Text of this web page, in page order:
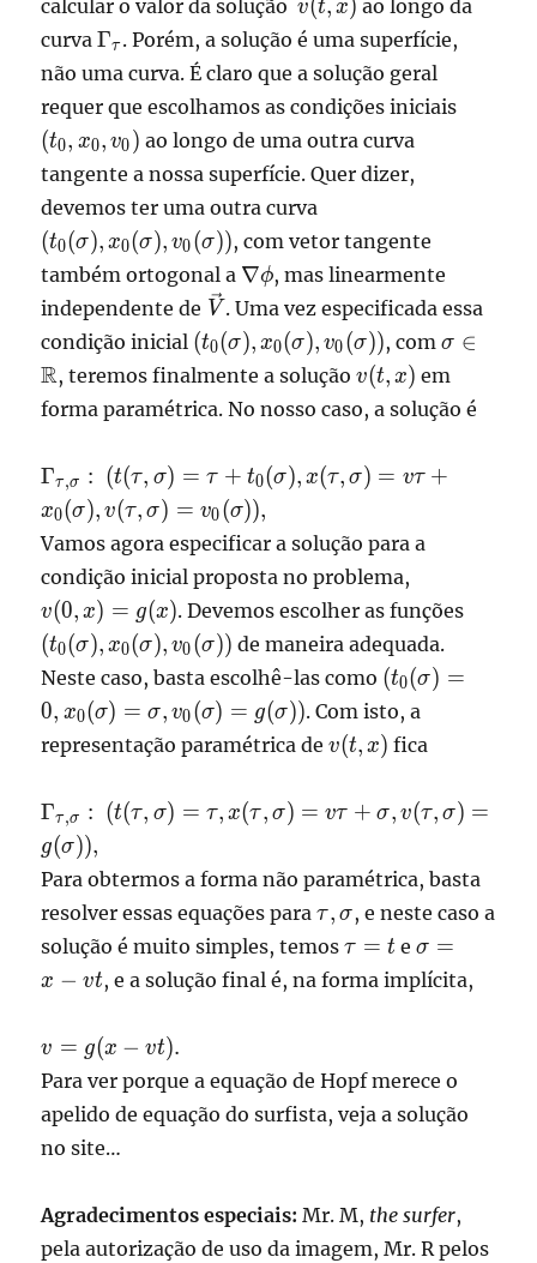
calcular o valor da soluçãov(t, x ) ao longo da
curva\displaystyle
\Gamma_\tau
Γτ . Porém, a solução é uma superfície,
não uma curva. É claro que a solução geral
requer que escolhamos as condições iniciais
(t0, x0, v0) ao longo de uma outra curva
tangente a nossa superfície. Quer dizer,
devemos ter uma outra curva
v_0(\sigma))
(t0(σ), x0(σ), v0(σ)), com vetor tangente
também ortogonal a \nabla
\phi
∇ϕ, mas linearmente
independente de \vec
V
V . Uma vez especificada essa
condição inicial (t_0(\sigma),x_0(\sigma),
v_0(\sigma))
(t0(σ), x0(σ), v0(σ)), com σ ∈
R, teremos finalmente a soluçãov(t,x)
v(t, x) em
forma paramétrica. No nosso caso, a solução é
\displaystyle
\Gamma_{\tau,\sigma}:
(t(\tau,\sigma) = \tau
+t_0(\sigma),x(\tau,\sigma)
= v\tau + x_0(\sigma),
v(\tau,\sigma) =
v_0(\sigma)),
Γτ,σ : (t(τ, σ) = τ + t0(σ), x(τ, σ) = vτ +
x0(σ), v(τ, σ) = v0(σ)),
Vamos agora especificar a solução para a
condição inicial proposta no problema,
v(0, x) = g(x). Devemos escolher as funções
(t0(σ), x0(σ), v0(σ)) de maneira adequada.
Neste caso, basta escolhê-las como (t_0(\sigma) =
v_0(\sigma) =
g(\sigma))
(t0(σ) =
0, x0(σ) = σ, v0(σ) = g(σ)). Com isto, a
representação paramétrica dev(t,x)
v(t, x) fica
\displaystyle
\Gamma_{\tau,\sigma}:
(t(\tau,\sigma) = \tau
,x(\tau,\sigma) = v\tau
+ \sigma , v(\tau,\sigma)
=g(\sigma)),
Γτ,σ : (t(τ, σ) = τ, x(τ, σ) = vτ + σ, v(τ, σ) =
g(σ)),
Para obtermos a forma não paramétrica, basta
resolver essas equações para\tau,\sigma
τ, σ, e neste caso a
solução é muito simples, temos\tau
= t
τ = t e\sigma
= x -vt
σ =
x − vt, e a solução final é, na forma implícita,
v =
g(x-
v = g(x − vt).
Para ver porque a equação de Hopf merece o
apelido de equação do surfista, veja a solução
no site…
Agradecimentos especiais: Mr. M, the surfer,
pela autorização de uso da imagem, Mr. R pelos